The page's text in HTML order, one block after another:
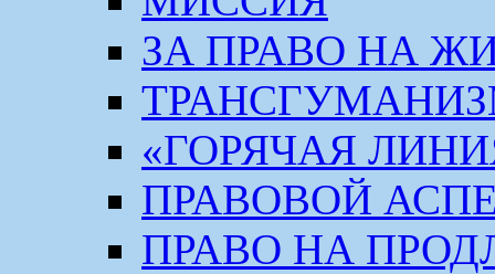
ЗА ПРАВО НА
«ГОРЯЧАЯ
ПРАВОВОЙ
ПРАВО НА